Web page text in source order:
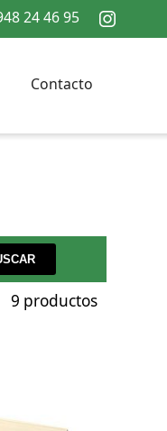
24 46 95
Contacto
9 productos